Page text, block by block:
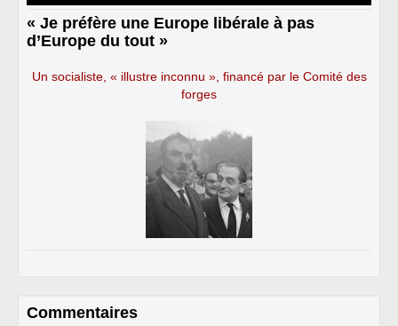
« Je préfère une Europe libérale à pas
d’Europe du tout »
Un socialiste, « illustre inconnu », financé par le Comité des
forges
Commentaires